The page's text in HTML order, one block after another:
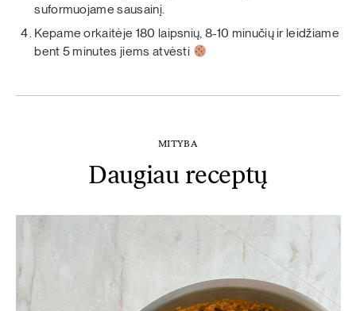
suformuojame sausainį.
Kepame orkaitėje 180 laipsnių, 8-10 minučių ir leidžiame
bent 5 minutes jiems atvėsti
MITYBA
Daugiau receptų